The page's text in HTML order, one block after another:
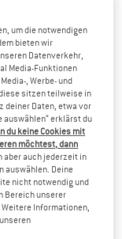
3,7(3)
um die notwendigen
bieten wir
Datenverkehr,
Media-Funktionen
, Werbe- und
sitzen teilweise in
deiner Daten, etwa vor
auswählen“ erklärst du
du keine Cookies mit
möchtest, dann
aber auch jederzeit in
auswählen. Deine
nicht notwendig und
Bereich unserer
Informationen,